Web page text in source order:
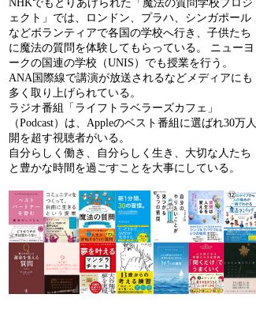
NHKでもとりあげられた「魔法の質問学校プロジ
ェクト」では、ロンドン、プラハ、シンガポール
などボランティアで各国の学校へ行き、子供たち
に魔法の質問を体験してもらっている。 ニューヨ
ークの国連の学校（UNIS）でも授業を行う。
ANA国際線で講演が放送されるなどメディアにも
多く取り上げられている。
ラジオ番組「ライフトラベラーズカフェ」
（Podcast）は、Appleのベスト番組に選ばれ30万人
開を超す視聴者がいる。
自分らしく働き、自分らしく生き、大切な人たち
と豊かな時間を過ごすことを大事にしている。